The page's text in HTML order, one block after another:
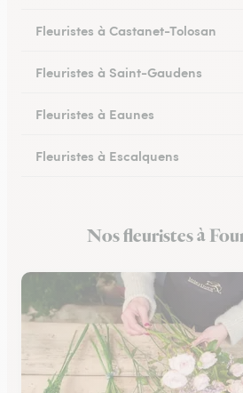
Fleuristes à Castanet-Tolosan
Fleuristes à Saint-Gaudens
Fleuristes à Eaunes
Fleuristes à Escalquens
Fleuristes à Colomiers
Nos fleuristes à